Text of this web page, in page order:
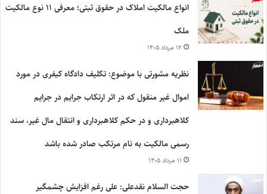
انواع مالکیت املاک در حقوق ثبتی؛ معرفی ۱۱ نوع مالکیت
ملک
۱۲ مرداد ۱۴۰۵
نظریه مشورتی با موضوع: تکلیف دادگاه کیفری در مورد
اموال غیر منقول که در اثر ارتکاب جرایم در جرایم
کلاهبرداری و در حکم کلاهبرداری و انتقال مال غیر، سند
رسمی مالکیت به نام مرتکب صادر شده باشد
۱۱ مرداد ۱۴۰۵
حجت السلام نقدعلی: علی رغم افزایش چشمگیر